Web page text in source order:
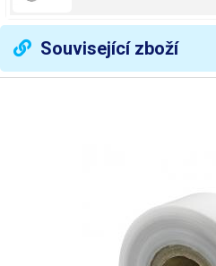
Související zboží